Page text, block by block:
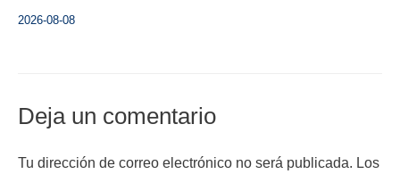
2026-08-08
Deja un comentario
Tu dirección de correo electrónico no será publicada. Los